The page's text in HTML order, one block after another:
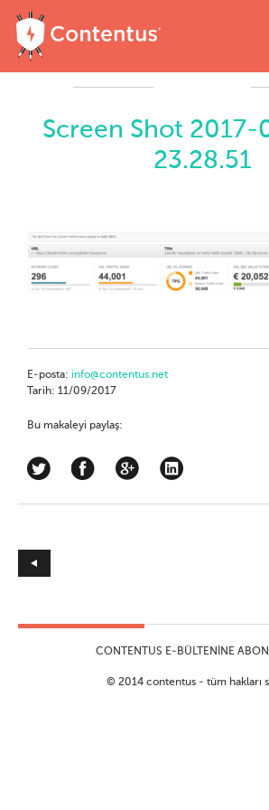
Screen Shot
23.28.51
E-posta: info@contentus.net
Tarih: 11/09/2017
Bu makaleyi paylaş:
CONTENTUS E-BÜLTENINE
© 2014 contentus - tüm hakları